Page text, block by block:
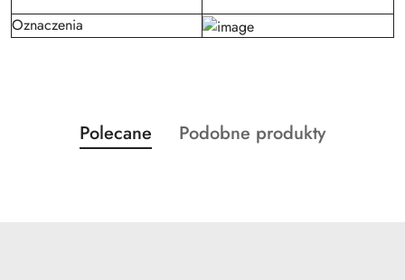
Oznaczenia
Pomiń karuzelę produktów
Produkty
o
Polecane
Produkty
Podobne produkty